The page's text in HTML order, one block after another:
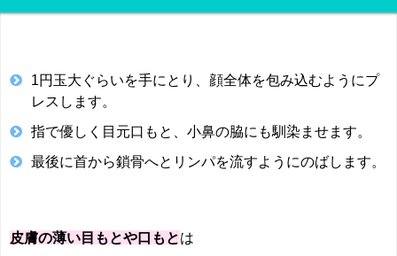
1円玉大ぐらいを手にとり、顔全体を包み込むようにプ
レスします。
指で優しく目元口もと、小鼻の脇にも馴染ませます。
最後に首から鎖骨へとリンパを流すようにのばします。
皮膚の薄い目もとや口もとは